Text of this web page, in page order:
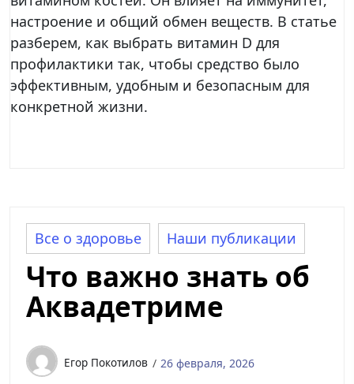
настроение и общий обмен веществ. В статье
разберем, как выбрать витамин D для
профилактики так, чтобы средство было
эффективным, удобным и безопасным для
конкретной жизни.
Все о здоровье Наши публикации
Что важно знать об
Аквадетриме
Егор Покотилов 26 февраля, 2026